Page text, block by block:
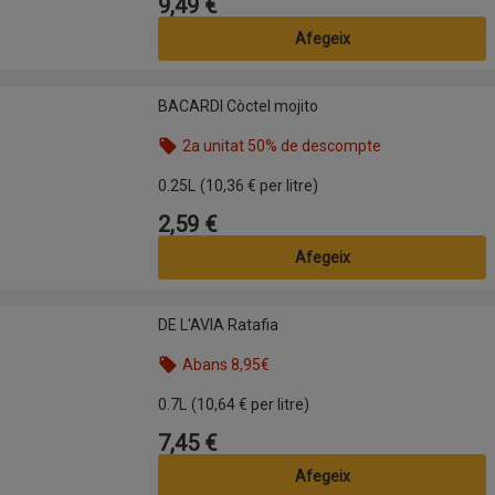
Preu
Afegeix
BACARDI Còctel mojitoBACARDI Còctel mojito
2a unitat 50% de descompte
0.25L
(10,36 € per litre)
Preu
2,59 €
Afegeix
DE L'AVIA Ratafia
Abans 8,95€
0.7L
(10,64 € per litre)
Preu
7,45 €
Afegeix